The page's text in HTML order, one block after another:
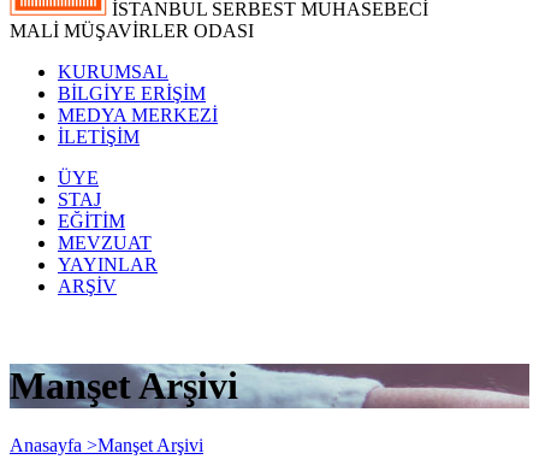
İSTANBUL SERBEST MUHASEBECİ
MALİ MÜŞAVİRLER ODASI
KURUMSAL
BİLGİYE ERİŞİM
MEDYA MERKEZİ
İLETİŞİM
ÜYE
STAJ
EĞİTİM
MEVZUAT
YAYINLAR
ARŞİV
Manşet Arşivi
Anasayfa >Manşet Arşivi